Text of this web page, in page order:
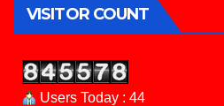
VISITOR COUNT
Users Today : 44